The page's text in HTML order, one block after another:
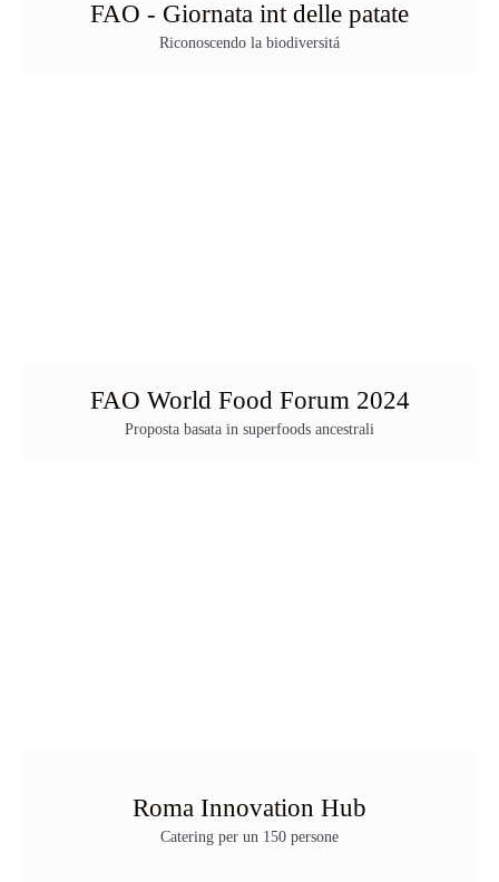
FAO - Giornata int delle patate
Riconoscendo la biodiversitá
FAO World Food Forum 2024
Proposta basata in superfoods ancestrali
Roma Innovation Hub
Catering per un 150 persone